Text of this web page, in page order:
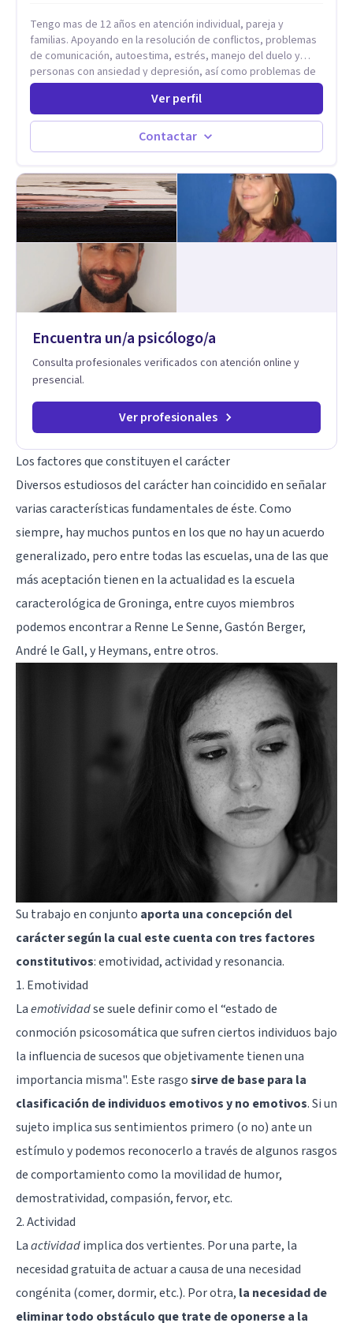
Tengo mas de 12 años en atención individual, pareja y
familias. Apoyando en la resolución de conflictos, problemas
de comunicación, autoestima, estrés, manejo del duelo y
personas con ansiedad y depresión, así como problemas de
conducta y comportamiento. Desarrollo de personas
Estableciendo metas a corto y largo plazo, es vital para la
vida de cada uno tener su propia vision.
Ver perfil
Contactar
Encuentra un/a psicólogo/a
Consulta profesionales verificados con atención online y
presencial.
Ver profesionales
Los factores que constituyen el carácter
Diversos estudiosos del carácter han coincidido en señalar
varias características fundamentales de éste. Como
siempre, hay muchos puntos en los que no hay un acuerdo
generalizado, pero entre todas las escuelas, una de las que
más aceptación tienen en la actualidad es la escuela
caracterológica de Groninga, entre cuyos miembros
podemos encontrar a Renne Le Senne, Gastón Berger,
André le Gall, y Heymans, entre otros.
Su trabajo en conjunto aporta una concepción del
carácter según la cual este cuenta con tres factores
constitutivos: emotividad, actividad y resonancia.
1. Emotividad
Laemotividadse suele definir como el “estado de
conmoción psicosomática que sufren ciertos individuos bajo
la influencia de sucesos que objetivamente tienen una
importancia misma". Este rasgosirve de base para la
clasificación de individuos emotivos y no emotivos. Si un
sujeto implica sus sentimientos primero (o no) ante un
estímulo y podemos reconocerlo a través de algunos rasgos
de comportamiento como la movilidad de humor,
demostratividad, compasión, fervor, etc.
2. Actividad
Laactividadimplica dos vertientes. Por una parte, la
necesidad gratuita de actuar a causa de una necesidad
congénita (comer, dormir, etc.). Por otra, la necesidad de
eliminar todo obstáculo que trate de oponerse a la